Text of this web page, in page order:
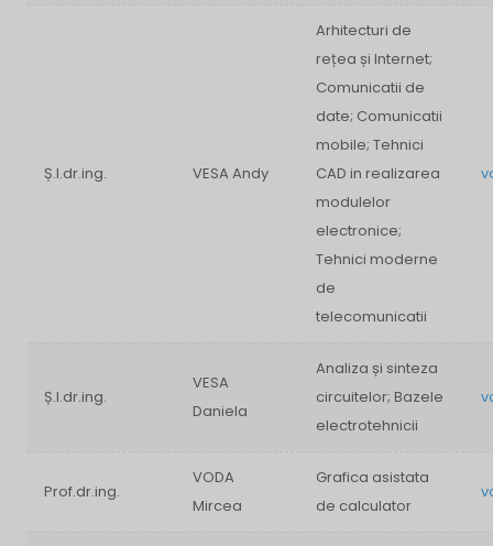
Ș.l.dr.ing. VESA Andy
Arhitecturi de
rețea și Internet;
Comunicatii de
date; Comunicatii
mobile; Tehnici
CAD in realizarea
modulelor
electronice;
Tehnici moderne
de
telecomunicatii
Ș.l.dr.ing.
VESA
Daniela
Analiza și sinteza
circuitelor; Bazele
electrotehnicii
Prof.dr.ing.
VODA
Mircea
Grafica asistata
de calculator